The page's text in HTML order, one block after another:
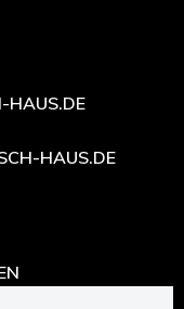
HAUS.DE
HAUS.DE